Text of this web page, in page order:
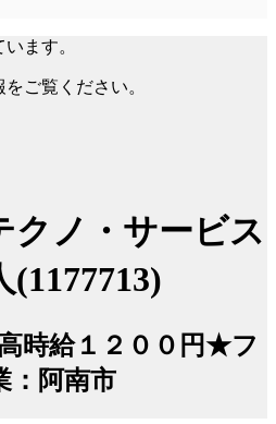
ます。
ご覧ください。
クノ・サービス
時給１２００円★フ
：阿南市